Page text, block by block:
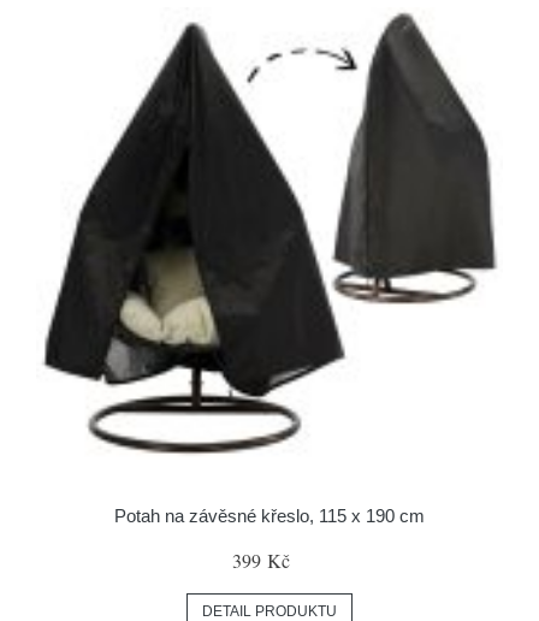
Potah na závěsné křeslo, 115 x 190 cm
399 Kč
DETAIL PRODUKTU